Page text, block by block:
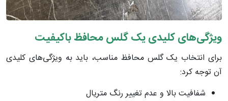
ویژگی‌های کلیدی یک گلس محافظ باکیفیت
برای انتخاب یک گلس محافظ مناسب، باید به ویژگی‌های کلیدی
آن توجه کرد:
شفافیت بالا و عدم تغییر رنگ متریال